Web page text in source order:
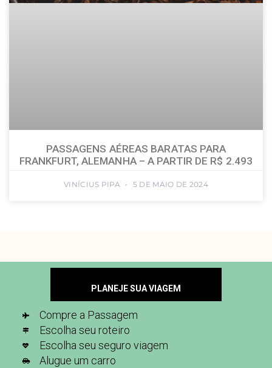
PASSAGENS AÉREAS BARATAS PARA
FRANKFURT, ALEMANHA – A PARTIR DE R$ 2.493
VINÍCIUS PIPA 5 DE MAIO DE 2024
PLANEJE SUA VIAGEM
Compre a Passagem
Escolha seu roteiro
Escolha seu seguro viagem
Alugue um carro